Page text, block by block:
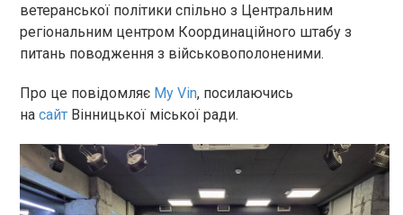
ветеранської політики спільно з Центральним
регіональним центром Координаційного штабу з
питань поводження з військовополоненими.
Про це повідомляє My Vin, посилаючись
на сайт Вінницької міської ради.